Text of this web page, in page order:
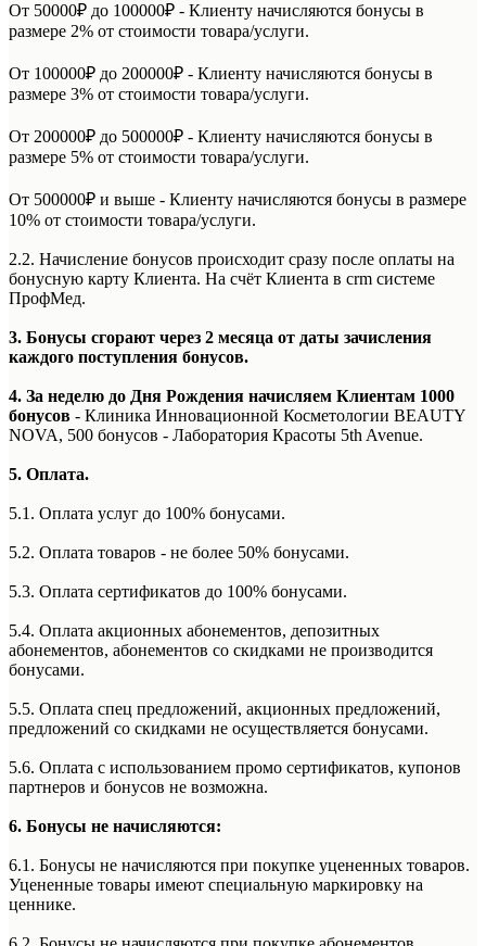
От 50000₽ до 100000₽ - Клиенту начисляются бонусы в
размере 2% от стоимости товара/услуги.
От 100000₽ до 200000₽ - Клиенту начисляются бонусы в
размере 3% от стоимости товара/услуги.
От 200000₽ до 500000₽ - Клиенту начисляются бонусы в
размере 5% от стоимости товара/услуги.
От 500000₽ и выше - Клиенту начисляются бонусы в размере
10% от стоимости товара/услуги.
2.2. Начисление бонусов происходит сразу после оплаты на
бонусную карту Клиента. На счёт Клиента в crm системе
ПрофМед.
3. Бонусы сгорают через 2 месяца от даты зачисления
каждого поступления бонусов.
4. За неделю до Дня Рождения начисляем Клиентам 1000
бонусов - Клиника Инновационной Косметологии BEAUTY
NOVA, 500 бонусов - Лаборатория Красоты 5th Avenue.
5. Оплата.
5.1. Оплата услуг до 100% бонусами.
5.2. Оплата товаров - не более 50% бонусами.
5.3. Оплата сертификатов до 100% бонусами.
5.4. Оплата акционных абонементов, депозитных
абонементов, абонементов со скидками не производится
бонусами.
5.5. Оплата спец предложений, акционных предложений,
предложений со скидками не осуществляется бонусами.
5.6. Оплата с использованием промо сертификатов, купонов
партнеров и бонусов не возможна.
6. Бонусы не начисляются:
6.1. Бонусы не начисляются при покупке уцененных товаров.
Уцененные товары имеют специальную маркировку на
ценнике.